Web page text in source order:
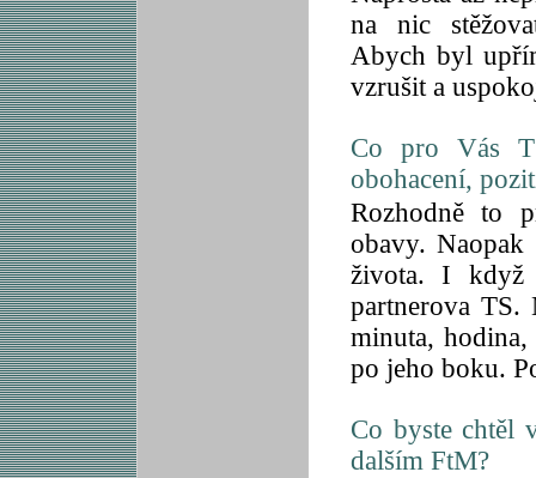
na nic
Abych byl
vzrušit a
Co pro Vás
obohacení,
Rozhodně to
obavy.
života. I když
partnerova TS.
minuta,
po jeho boku.
Co byste chtěl
dalším FtM?